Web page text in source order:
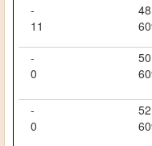
-
11
-
0
-
0